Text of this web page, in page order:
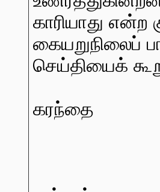
காரியாது என்ற
கையறுநிலைப்
செய்தியைக்
கரந்தை